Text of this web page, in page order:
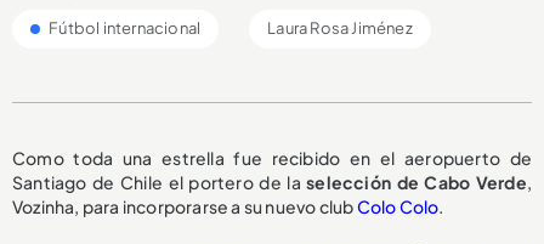
Fútbol internacional Laura Rosa Jiménez
Como toda una estrella fue recibido en el aeropuerto de
Santiago de Chile el portero de laselección de Cabo Verde,
Vozinha, para incorporarse a su nuevo clubColo Colo.